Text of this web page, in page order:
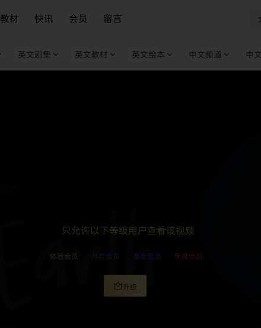
教材 快讯 会员 留言
英文剧集 英文教材 英文绘本 中文频道 中
只允许以下等级用户查看该视频
体验会员 月度会员 季度会员 年度会员
升级